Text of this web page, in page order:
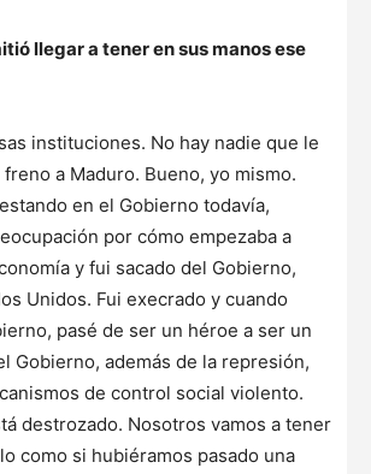
llegar a tener en sus manos ese
instituciones. No hay nadie que le
a Maduro. Bueno, yo mismo.
en el Gobierno todavía,
por cómo empezaba a
y fui sacado del Gobierno,
Unidos. Fui execrado y cuando
pasé de ser un héroe a ser un
Gobierno, además de la represión,
de control social violento.
destrozado. Nosotros vamos a tener
como si hubiéramos pasado una